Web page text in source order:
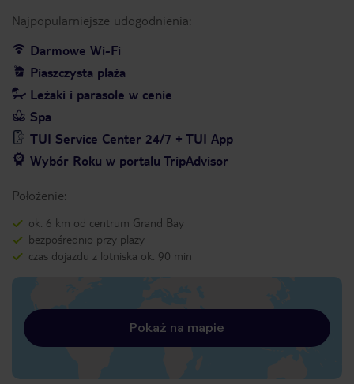
Najpopularniejsze udogodnienia:
Darmowe Wi-Fi
Piaszczysta plaża
Leżaki i parasole w cenie
Spa
TUI Service Center 24/7 + TUI App
Wybór Roku w portalu TripAdvisor
Położenie:
ok. 6 km od centrum Grand Bay
bezpośrednio przy plaży
czas dojazdu z lotniska ok. 90 min
Pokaż na mapie